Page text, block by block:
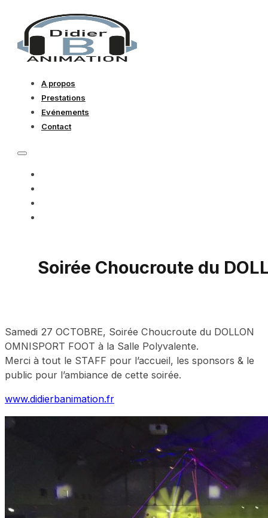
A propos
Prestations
Evénements
Contact
Soirée Choucroute du
Samedi 27 OCTOBRE, Soirée Choucroute du DOLLON
OMNISPORT FOOT à la Salle Polyvalente.
Merci à tout le STAFF pour l’accueil, les sponsors & le
public pour l’ambiance de cette soirée.
www.didierbanimation.fr